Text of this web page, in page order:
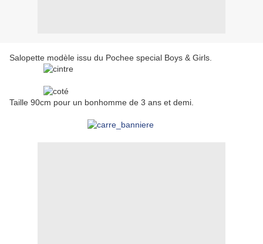
Salopette modèle issu du Pochee special Boys & Girls.
Taille 90cm pour un bonhomme de 3 ans et demi.